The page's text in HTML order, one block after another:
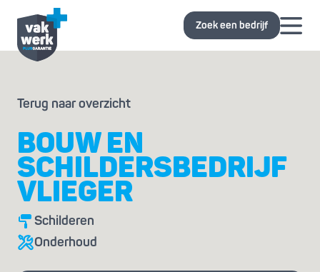
Zoek een bedrijf
Terug naar overzicht
BOUW EN
SCHILDERSBEDRIJF
VLIEGER
Schilderen
Onderhoud